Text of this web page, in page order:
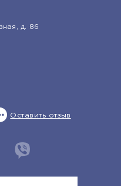
д. 86
Оставить отзыв